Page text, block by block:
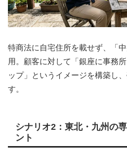
特商法に自宅住所を載せず、「
用。顧客に対して「銀座に事務
ップ」というイメージを構築し
す。
シナリオ2：東北・九州の
ント